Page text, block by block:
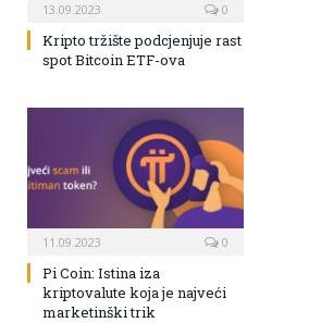
13.09.2023 0
Kripto tržište podcjenjuje rast
spot Bitcoin ETF-ova
11.09.2023 0
Pi Coin: Istina iza
kriptovalute koja je najveći
marketinški trik